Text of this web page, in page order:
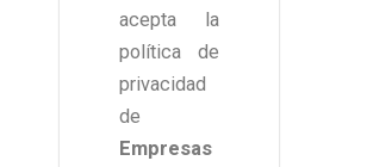
acepta la
política de
privacidad
de
Empresas